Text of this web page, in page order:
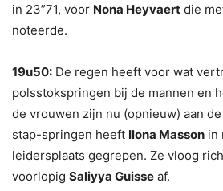
in 23”71, voor Nona Heyvaert die
noteerde.
19u50: De regen heeft voor wat
polsstokspringen bij de mannen en
de vrouwen zijn nu (opnieuw) aan
stap-springen heeft Ilona Masson in
leidersplaats gegrepen. Ze vloog
voorlopig Saliyya Guisse af.